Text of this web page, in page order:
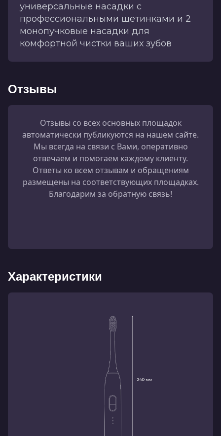
универсальные насадки с
профессиональными щетинками и 2
монопучковые насадки для
Отзывы
Отзывы со всех основных площадок
автоматически публикуются на нашем сайте.
Мы всегда на связи с Вами, оперативно
отвечаем и помогаем каждому клиенту.
Ответы ко всем отзывам и обращениям
размещены на соответствующих площадках.
Благодарим за обратную связь!
Характеристики